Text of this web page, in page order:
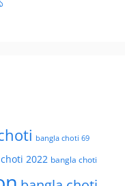
bangla choti 69
2022 bangla choti